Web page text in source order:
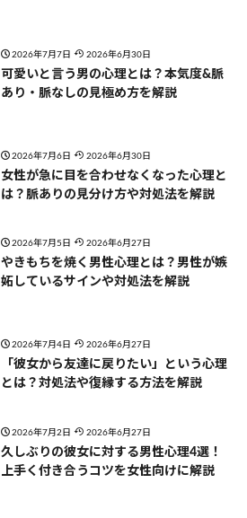
2026年7月7日 2026年6月30日
可愛いと言う男の心理とは？本気度&脈
あり・脈なしの見極め方を解説
2026年7月6日 2026年6月30日
女性が急に目を合わせなくなった心理と
は？脈ありの見分け方や対処法を解説
2026年7月5日 2026年6月27日
やきもちを焼く男性心理とは？男性が嫉
妬しているサインや対処法を解説
2026年7月4日 2026年6月27日
「彼女から友達に戻りたい」という心理
とは？対処法や復縁する方法を解説
2026年7月2日 2026年6月27日
久しぶりの彼女に対する男性心理4選！
上手く付き合うコツを女性向けに解説